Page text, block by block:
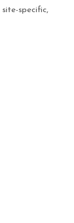
site-specific,